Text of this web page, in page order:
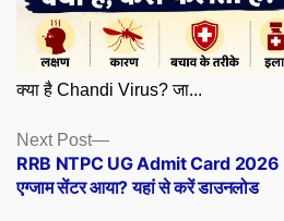
क्या है Chandi Virus? जा...
Posts
navigation
Next Post
Next
post:
RRB NTPC UG Admit Card 2026
एग्जाम सेंटर आया? यहां से करें डाउनलोड